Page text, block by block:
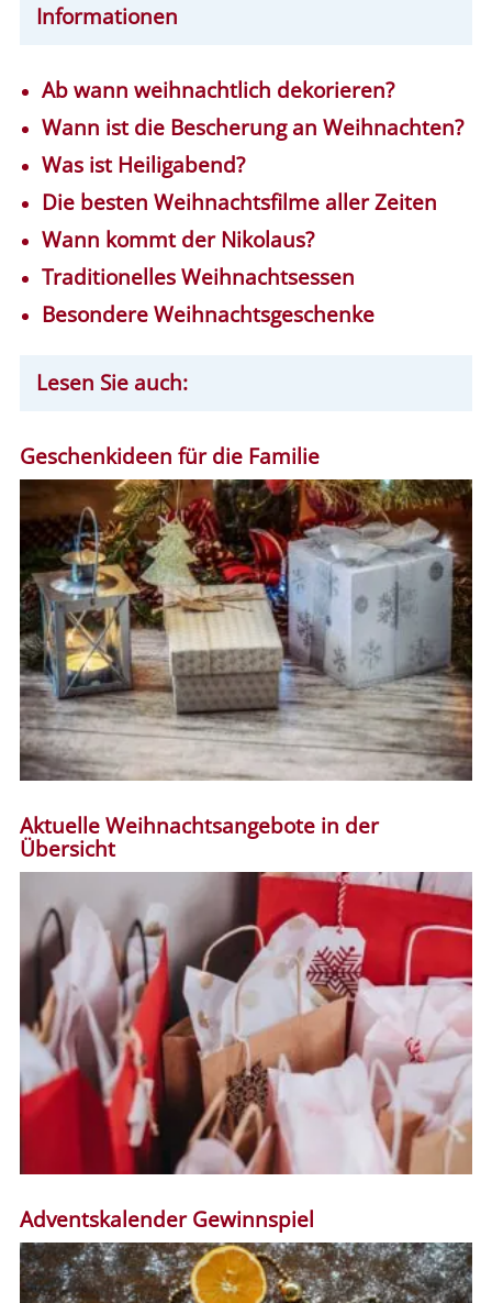
Informationen
Ab wann weihnachtlich dekorieren?
Wann ist die Bescherung an Weihnachten?
Was ist Heiligabend?
Die besten Weihnachtsfilme aller Zeiten
Wann kommt der Nikolaus?
Traditionelles Weihnachtsessen
Besondere Weihnachtsgeschenke
Lesen Sie auch:
Geschenkideen für die Familie
Aktuelle Weihnachtsangebote in der
Übersicht
Adventskalender Gewinnspiel